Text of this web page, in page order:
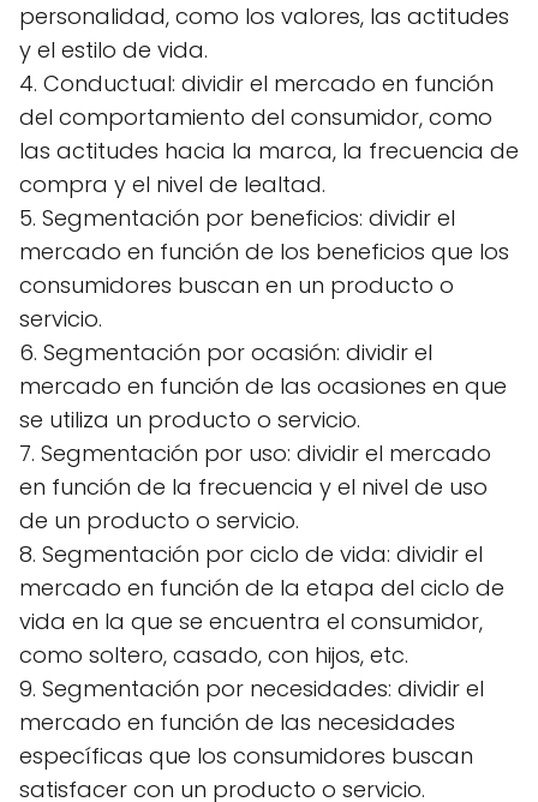
personalidad, como los valores, las actitudes
y el estilo de vida.
4. Conductual: dividir el mercado en función
del comportamiento del consumidor, como
las actitudes hacia la marca, la frecuencia de
compra y el nivel de lealtad.
5. Segmentación por beneficios: dividir el
mercado en función de los beneficios que los
consumidores buscan en un producto o
servicio.
6. Segmentación por ocasión: dividir el
mercado en función de las ocasiones en que
se utiliza un producto o servicio.
7. Segmentación por uso: dividir el mercado
en función de la frecuencia y el nivel de uso
de un producto o servicio.
8. Segmentación por ciclo de vida: dividir el
mercado en función de la etapa del ciclo de
vida en la que se encuentra el consumidor,
como soltero, casado, con hijos, etc.
9. Segmentación por necesidades: dividir el
mercado en función de las necesidades
específicas que los consumidores buscan
satisfacer con un producto o servicio.